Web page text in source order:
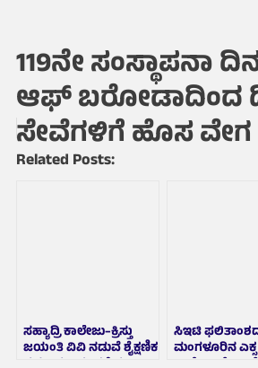
119ನೇ ಸಂಸ್ಥಾಪನಾ
ಆಫ್ ಬರೋಡಾದಿಂದ
ಸೇವೆಗಳಿಗೆ ಹೊಸ ವೇಗ
Related Posts:
ಸಹ್ಯಾದ್ರಿ ಕಾಲೇಜು–ಕ್ರಿಸ್ತು
ಜಯಂತಿ ವಿವಿ ನಡುವೆ ಶೈಕ್ಷಣಿಕ
ಸಿಇಟಿ
ಮಂಗಳೂರಿನ